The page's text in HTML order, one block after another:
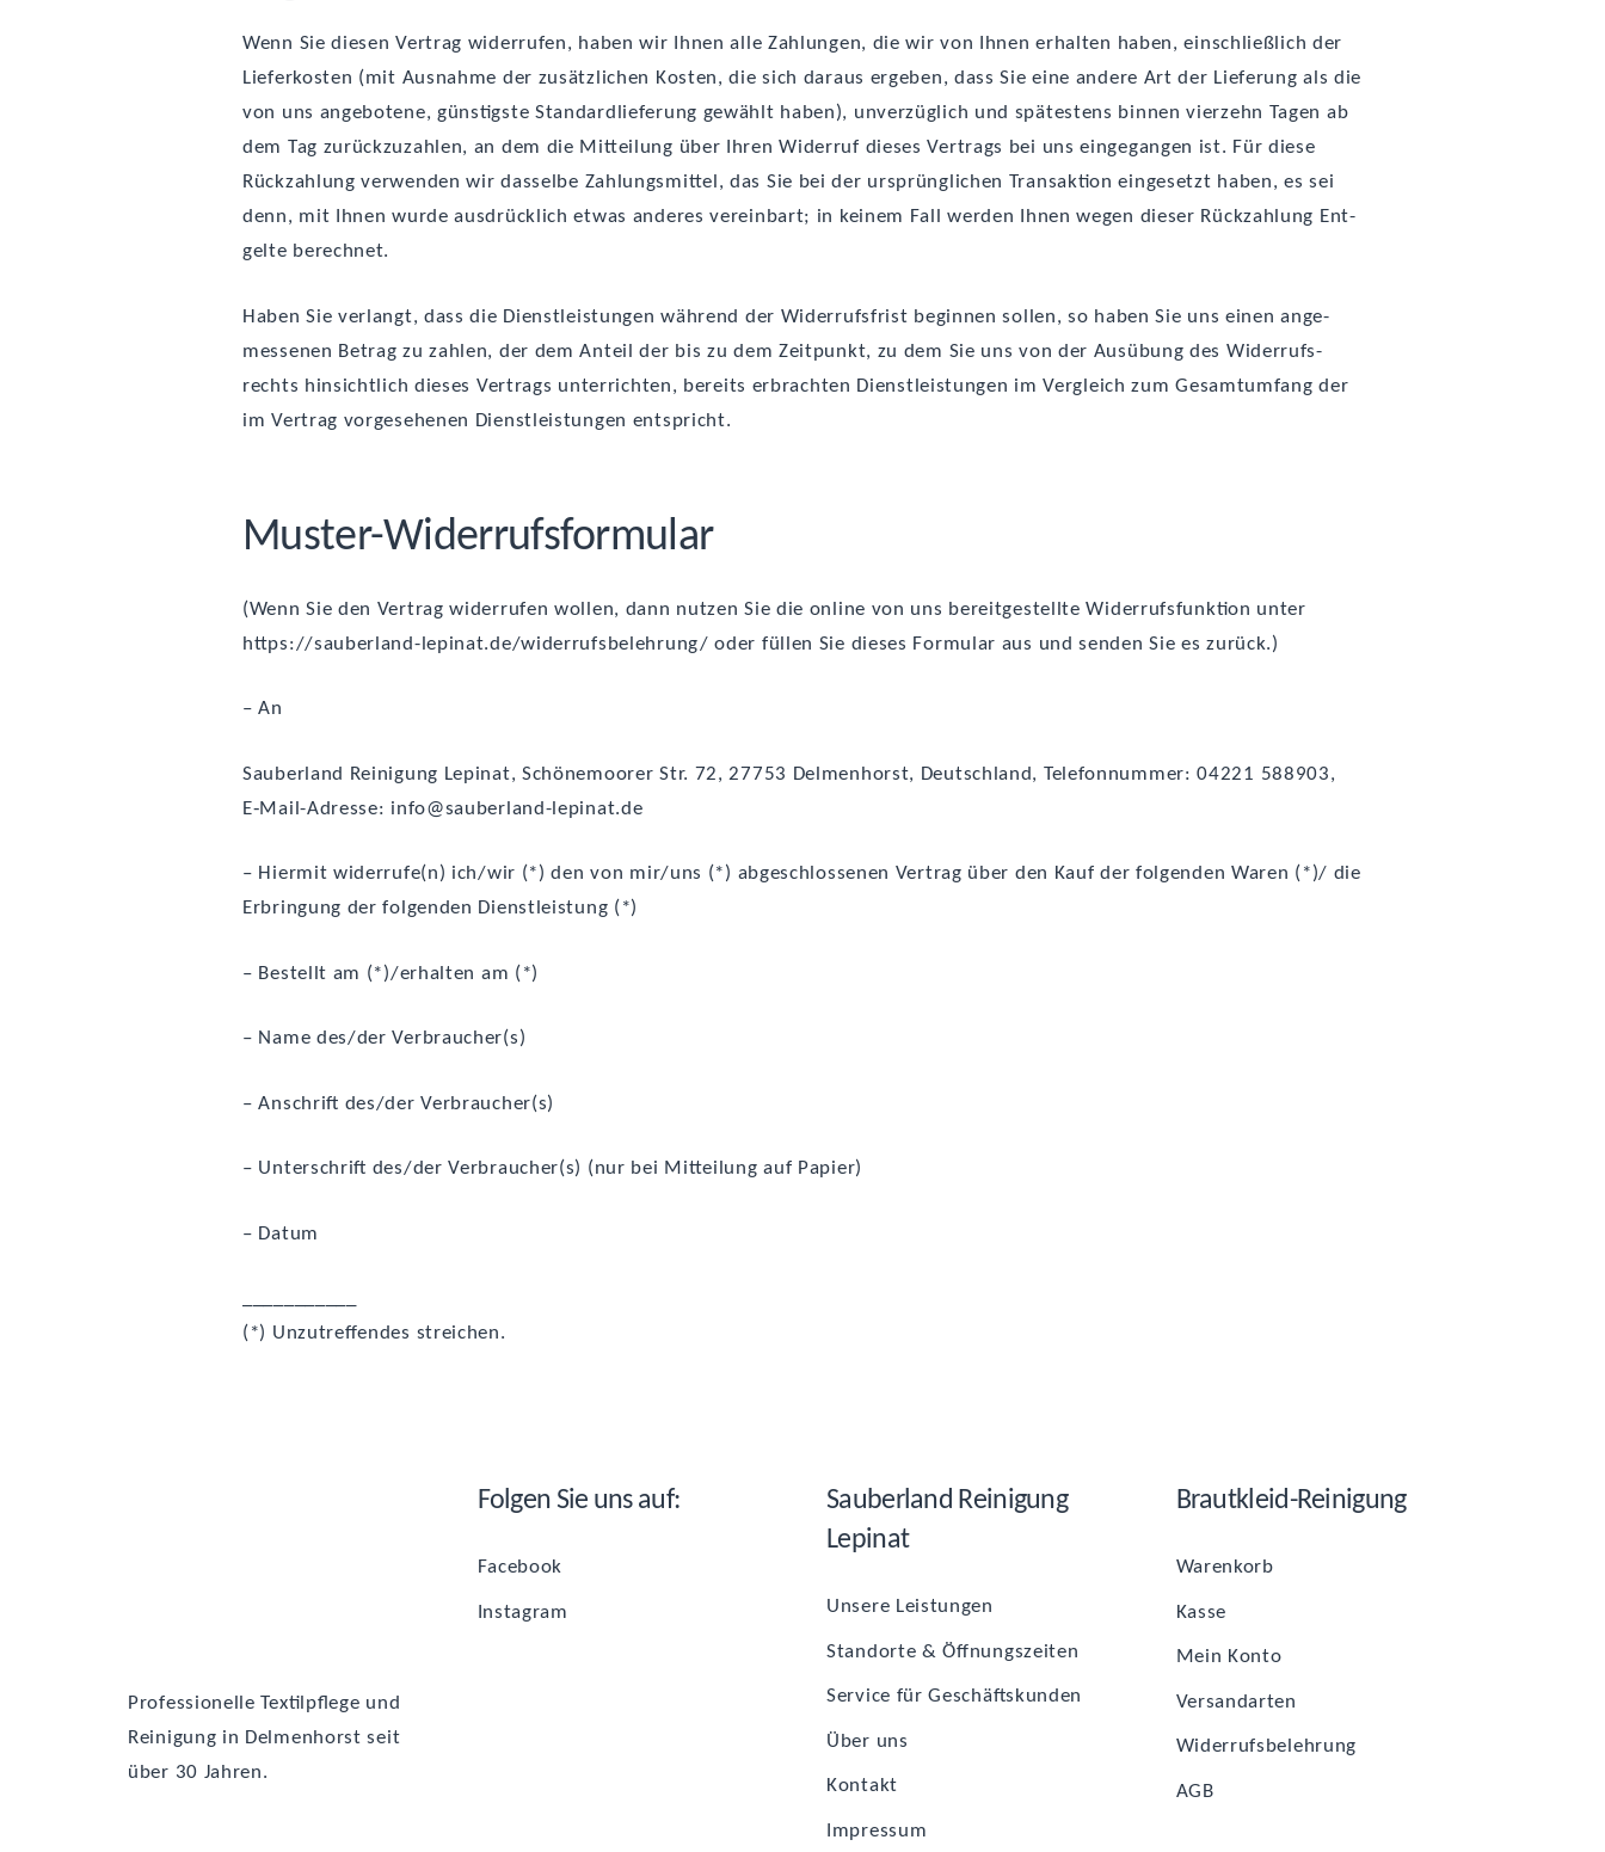
Wenn Sie die­sen Ver­trag wider­ru­fen, haben wir Ihnen alle Zah­lun­gen, die wir von Ihnen erhal­ten haben, ein­schließ­lich der
Lie­fer­kos­ten (mit Aus­nah­me der zusätz­li­chen Kos­ten, die sich dar­aus erge­ben, dass Sie eine ande­re Art der Lie­fe­rung als die
von uns ange­bo­te­ne, güns­tigs­te Stan­dard­lie­fe­rung gewählt haben), unver­züg­lich und spä­tes­tens bin­nen vier­zehn Tagen ab
dem Tag zurück­zu­zah­len, an dem die Mit­tei­lung über Ihren Wider­ruf die­ses Ver­trags bei uns ein­ge­gan­gen ist. Für die­se
Rück­zah­lung ver­wen­den wir das­sel­be Zah­lungs­mit­tel, das Sie bei der ursprüng­li­chen Trans­ak­ti­on ein­ge­setzt haben, es sei
denn, mit Ihnen wur­de aus­drück­lich etwas ande­res ver­ein­bart; in kei­nem Fall wer­den Ihnen wegen die­ser Rück­zah­lung Ent­
gel­te berechnet.
Haben Sie ver­langt, dass die Dienst­leis­tun­gen wäh­rend der Wider­rufs­frist begin­nen sol­len, so haben Sie uns einen ange­
mes­se­nen Betrag zu zah­len, der dem Anteil der bis zu dem Zeit­punkt, zu dem Sie uns von der Aus­übung des Wider­rufs­
rechts hin­sicht­lich die­ses Ver­trags unter­rich­ten, bereits erbrach­ten Dienst­leis­tun­gen im Ver­gleich zum Gesamt­um­fang der
im Ver­trag vor­ge­se­he­nen Dienst­leis­tun­gen entspricht.
Mus­ter-Wider­rufs­for­mu­lar
(Wenn Sie den Ver­trag wider­ru­fen wol­len, dann nut­zen Sie die online von uns bereit­ge­stell­te Wider­rufs­funk­ti­on unter
https://sauberland-lepinat.de/widerrufsbelehrung/ oder fül­len Sie die­ses For­mu­lar aus und sen­den Sie es zurück.)
– An
Sau­ber­land Rei­ni­gung Lepi­nat, Schö­ne­moorer Str. 72, 27753 Del­men­horst, Deutsch­land, Tele­fon­num­mer: 04221 588903,
E‑Mail-Adres­se: info@sauberland-lepinat.de
– Hier­mit widerrufe(n) ich/wir (*) den von mir/uns (*) abge­schlos­se­nen Ver­trag über den Kauf der fol­gen­den Waren (*)/ die
Erbrin­gung der fol­gen­den Dienstleistung (*)
– Bestellt am (*)/erhalten am (*)
– Name des/der Verbraucher(s)
– Anschrift des/der Verbraucher(s)
– Unter­schrift des/der Verbraucher(s) (nur bei Mit­tei­lung auf Papier)
– Datum
(*) Unzu­tref­fen­des streichen.
Pro­fes­sio­nel­le Tex­til­pfle­ge und
Rei­ni­gung in Del­men­horst seit
über 30 Jahren.
Fol­gen Sie uns auf:
Face­book
Insta­gram
Sau­ber­land Rei­ni­gung
Lepinat
Unse­re Leistungen
Stand­or­te & Öffnungszeiten
Ser­vice für Geschäftskunden
Über uns
Kon­takt
Impres­sum
Braut­kleid-Rei­ni­gung
Waren­korb
Kas­se
Mein Kon­to
Ver­sand­ar­ten
Wider­rufs­be­leh­rung
AGB